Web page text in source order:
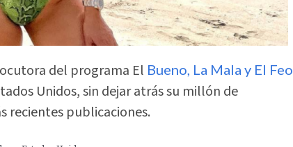
del programa El Bueno, La Mala y El Feo
Unidos, sin dejar atrás su millón de
recientes publicaciones.